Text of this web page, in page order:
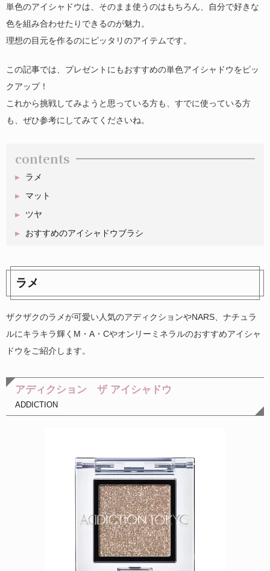
単色のアイシャドウは、そのまま使うのはもちろん、自分で好きな
色を組み合わせたりできるのが魅力。
理想の目元を作るのにピッタリのアイテムです。
この記事では、プレゼントにもおすすめの単色アイシャドウをピッ
クアップ！
これから挑戦してみようと思っている方も、すでに使っている方
も、ぜひ参考にしてみてくださいね。
contents
ラメ
マット
ツヤ
おすすめのアイシャドウブラシ
ラメ
ザクザクのラメが可愛い人気のアディクションやNARS、ナチュラ
ルにキラキラ輝くM・A・Cやオンリーミネラルのおすすめアイシャ
ドウをご紹介します。
アディクション ザ アイシャドウ
ADDICTION